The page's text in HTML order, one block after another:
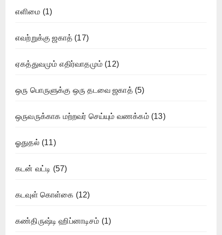
எளிமை (1)
எவற்றுக்கு ஜகாத் (17)
ஏகத்துவமும் எதிர்வாதமும் (12)
ஒரு பொருளுக்கு ஒரு தடவை ஜகாத்(5)
ஒருவருக்காக மற்றவர் செய்யும் வணக்கம்(13)
ஓதுதல் (11)
கடன் வட்டி (57)
கடவுள் கொள்கை (12)
கண்திருஷ்டி ஹிப்னாடிசம் (1)